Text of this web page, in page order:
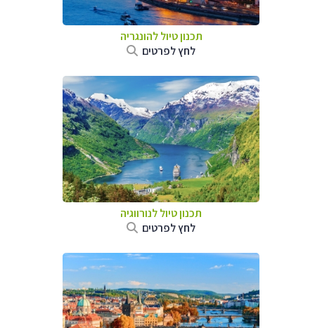
תכנון טיול להונגריה
לחץ לפרטים
תכנון טיול לנורווגיה
לחץ לפרטים